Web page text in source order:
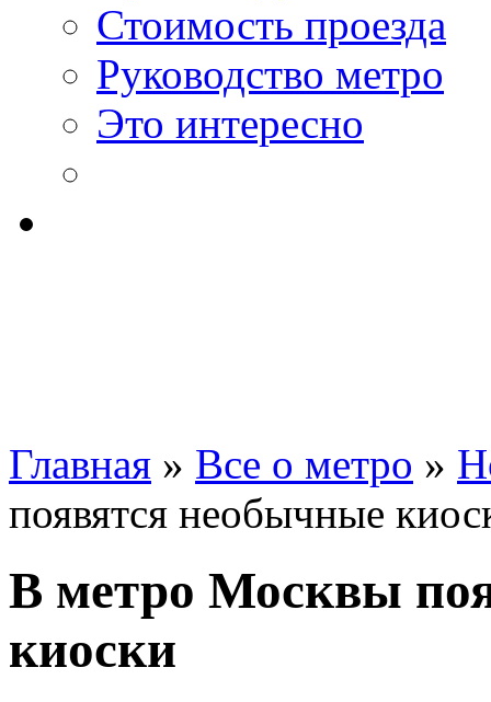
Стоимость проезда
Руководство метро
Это интересно
Главная » Все о метро »
появятся необычные
В метро Москвы
киоски